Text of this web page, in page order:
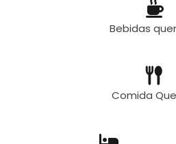
Bebidas
Comida